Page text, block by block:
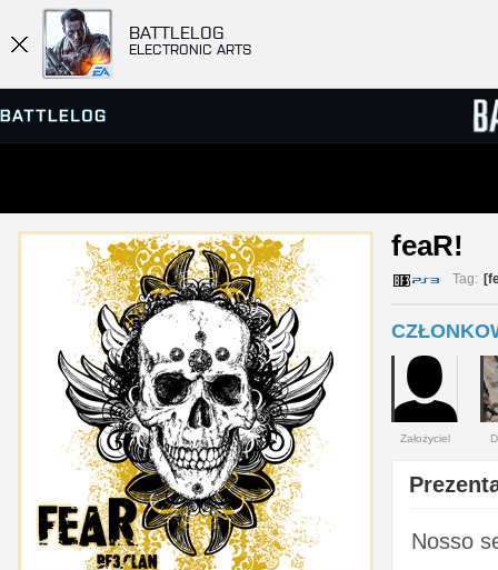
BATTLELOG
ELECTRONIC ARTS
PRZEGLĄDARKA SERWERÓW
GRY
feaR!
Tag:
Założyciel
Nosso